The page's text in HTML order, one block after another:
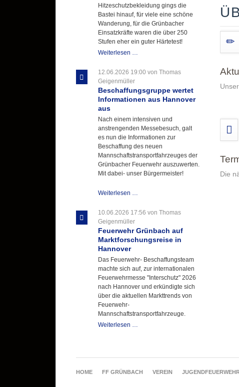
Die
Einlage
Hitzeschutzbekleidung gings die
Bastei hinauf, für viele eine schöne
Wanderung, für die Grünbacher
Einsatzkräfte waren die über 250
Stufen eher ein guter Härtetest!
Weiterlesen …
ihre
12.06.2026 19:00 von Thomas
Geigenmüller
Beschaffungsgruppe wertet
Informationen aus Hannover
aus
Nach einem intensiven und
anstrengenden Messebesuch, galt
es nun die Informationen zur
Beschaffung des neuen
Mannschaftstransportfahrzeuges der
Grünbacher Feuerwehr auszuwerten.
Mit dabei- unser Bürgermeister!
Weiterlesen …
Informationen
Hannover
aus
10.06.2026 17:56 von Thomas
Geigenmüller
Feuerwehr Grünbach auf
Marktforschungsreise in
Hannover
Das Feuerwehr- Beschaffungsteam
machte sich auf, zur internationalen
Feuerwehrmesse "Interschutz" 2026
nach Hannover und erkündigte sich
über die aktuellen Markttrends von
Feuerwehr-
Mannschaftstransportfahrzeuge.
Weiterlesen …
in
Hannover
NAVIGATION
HOME FF GRÜNBACH VEREIN